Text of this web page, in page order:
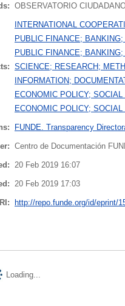
OBSERVATORIO
INTERNATIONAL
PUBLIC FINANCE;
PUBLIC FINANCE;
SCIENCE; RESEARCH;
INFORMATION;
ECONOMIC POLICY;
ECONOMIC POLICY;
FUNDE. Transparency
Centro de Documentación
20 Feb 2019 16:07
20 Feb 2019 17:03
http://repo.funde.org/id/eprint/
Loading...